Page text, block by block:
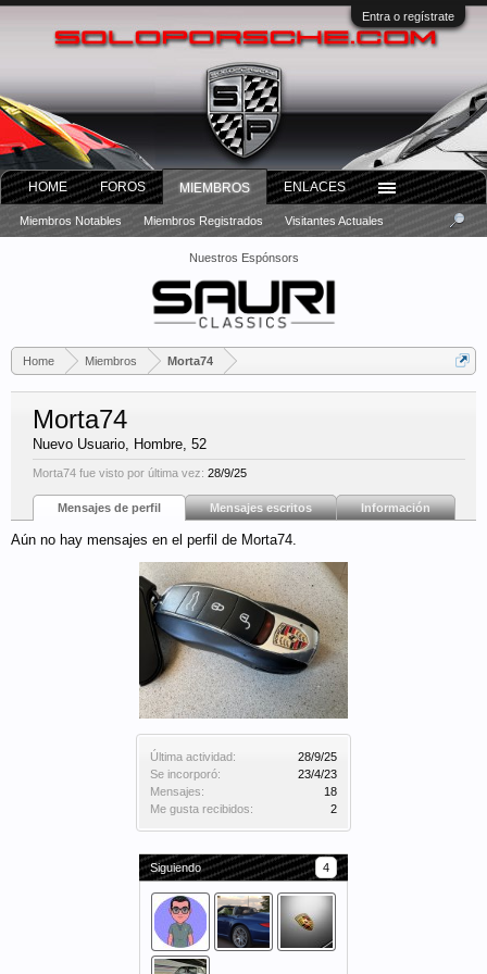
Entra o regístrate
Nuestros Espónsors
Home Miembros Morta74
Última actividad:
28/9/25
Se incorporó:
23/4/23
Mensajes:
18
Me gusta recibidos:
2
Siguiendo 4
Morta74
Nuevo Usuario, Hombre, 52
Morta74 fue visto por última vez: 28/9/25
Mensajes de perfil Mensajes escritos Información
Aún no hay mensajes en el perfil de Morta74.
HOME FOROS MIEMBROS
Miembros Notables Miembros Registrados Visitantes Actuales
ENLACES